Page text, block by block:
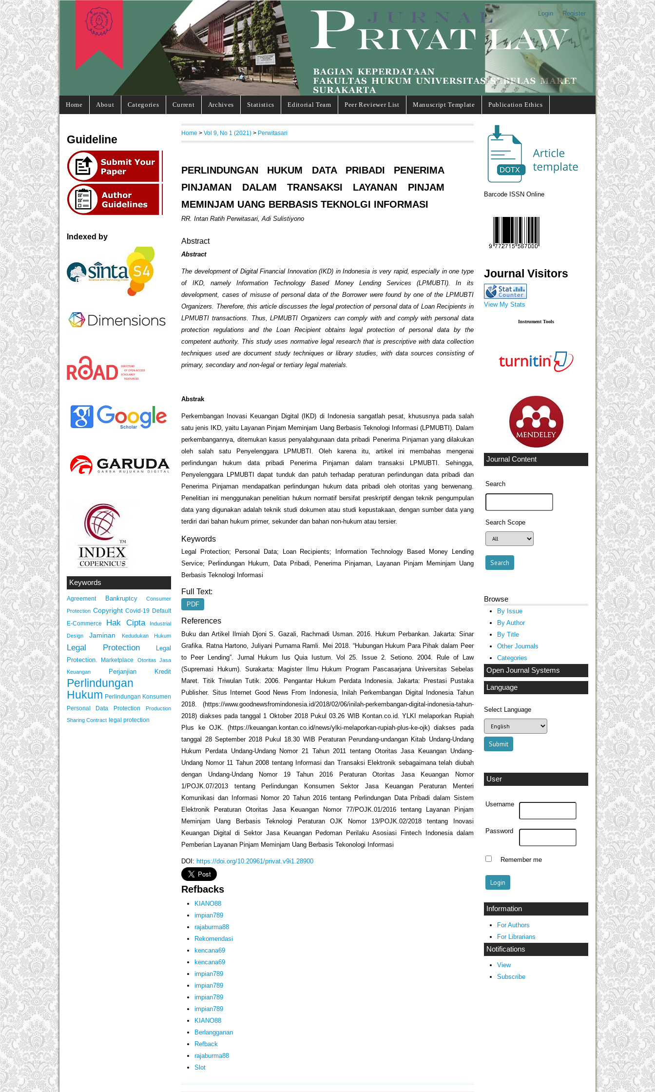
Login Register
Home About Categories Current Archives Statistics Editorial Team Peer Reviewer List Manuscript Template Publication Ethics
Barcode ISSN Online
Journal Visitors
View My Stats
Instrument Tools
Journal Content
Search
Search Scope
Browse
By Issue
By Author
By Title
Other Journals
Categories
Open Journal Systems
Language
Select Language
User
Username
Password
Remember me
Information
For Authors
For Librarians
Notifications
View
Subscribe
Guideline
Indexed by
Keywords
Agreement Bankruptcy Consumer
Protection Copyright Covid-19 Default
E-Commerce
Hak Cipta Industrial
Design Jaminan Kedudukan Hukum
Legal Protection
Legal
Protection.
Marketplace
Otoritas Jasa
Keuangan
Perjanjian Kredit
Perlindungan
Hukum Perlindungan Konsumen
Personal Data Protection
Production
Sharing Contract legal protection
Home >Vol 9, No 1 (2021) > Perwitasari
PERLINDUNGAN HUKUM DATA PRIBADI PENERIMA
PINJAMAN DALAM TRANSAKSI LAYANAN PINJAM
MEMINJAM UANG BERBASIS TEKNOLGI INFORMASI
RR. Intan Ratih Perwitasari, Adi Sulistiyono
Abstract
Abstract
The development of Digital Financial Innovation (IKD) in Indonesia is very rapid, especially in one type
of IKD, namely Information Technology Based Money Lending Services (LPMUBTI). In its
development, cases of misuse of personal data of the Borrower were found by one of the LPMUBTI
Organizers. Therefore, this article discusses the legal protection of personal data of Loan Recipients in
LPMUBTI transactions. Thus, LPMUBTI Organizers can comply with and comply with personal data
protection regulations and the Loan Recipient obtains legal protection of personal data by the
competent authority. This study uses normative legal research that is prescriptive with data collection
techniques used are document study techniques or library studies, with data sources consisting of
primary, secondary and non-legal or tertiary legal materials.
Abstrak
Perkembangan Inovasi Keuangan Digital (IKD) di Indonesia sangatlah pesat, khususnya pada salah
satu jenis IKD, yaitu Layanan Pinjam Meminjam Uang Berbasis Teknologi Informasi (LPMUBTI). Dalam
perkembangannya, ditemukan kasus penyalahgunaan data pribadi Penerima Pinjaman yang dilakukan
oleh salah satu Penyelenggara LPMUBTI. Oleh karena itu, artikel ini membahas mengenai
perlindungan hukum data pribadi Penerima Pinjaman dalam transaksi LPMUBTI. Sehingga,
Penyelenggara LPMUBTI dapat tunduk dan patuh terhadap peraturan perlindungan data pribadi dan
Penerima Pinjaman mendapatkan perlindungan hukum data pribadi oleh otoritas yang berwenang.
Penelitian ini menggunakan penelitian hukum normatif bersifat preskriptif dengan teknik pengumpulan
data yang digunakan adalah teknik studi dokumen atau studi kepustakaan, dengan sumber data yang
terdiri dari bahan hukum primer, sekunder dan bahan non-hukum atau tersier.
Keywords
Legal Protection; Personal Data; Loan Recipients; Information Technology Based Money Lending
Service; Perlindungan Hukum, Data Pribadi, Penerima Pinjaman, Layanan Pinjam Meminjam Uang
Berbasis Teknologi Informasi
Full Text:
PDF
References
Buku dan Artikel Ilmiah Djoni S. Gazali, Rachmadi Usman. 2016. Hukum Perbankan. Jakarta: Sinar
Grafika. Ratna Hartono, Juliyani Purnama Ramli. Mei 2018. “Hubungan Hukum Para Pihak dalam Peer
to Peer Lending”. Jurnal Hukum Ius Quia Iustum. Vol 25. Issue 2. Setiono. 2004. Rule of Law
(Supremasi Hukum). Surakarta: Magister Ilmu Hukum Program Pascasarjana Universitas Sebelas
Maret. Titik Triwulan Tutik. 2006. Pengantar Hukum Perdata Indonesia. Jakarta: Prestasi Pustaka
Publisher. Situs Internet Good News From Indonesia, Inilah Perkembangan Digital Indonesia Tahun
2018. (https://www.goodnewsfromindonesia.id/2018/02/06/inilah-perkembangan-digital-indonesia-tahun-
2018) diakses pada tanggal 1 Oktober 2018 Pukul 03.26 WIB Kontan.co.id. YLKI melaporkan Rupiah
Plus ke OJK. (https://keuangan.kontan.co.id/news/ylki-melaporkan-rupiah-plus-ke-ojk) diakses pada
tanggal 28 September 2018 Pukul 18.30 WIB Peraturan Perundang-undangan Kitab Undang-Undang
Hukum Perdata Undang-Undang Nomor 21 Tahun 2011 tentang Otoritas Jasa Keuangan Undang-
Undang Nomor 11 Tahun 2008 tentang Informasi dan Transaksi Elektronik sebagaimana telah diubah
dengan Undang-Undang Nomor 19 Tahun 2016 Peraturan Otoritas Jasa Keuangan Nomor
1/POJK.07/2013 tentang Perlindungan Konsumen Sektor Jasa Keuangan Peraturan Menteri
Komunikasi dan Informasi Nomor 20 Tahun 2016 tentang Perlindungan Data Pribadi dalam Sistem
Elektronik Peraturan Otoritas Jasa Keuangan Nomor 77/POJK.01/2016 tentang Layanan Pinjam
Meminjam Uang Berbasis Teknologi Peraturan OJK Nomor 13/POJK.02/2018 tentang Inovasi
Keuangan Digital di Sektor Jasa Keuangan Pedoman Perilaku Asosiasi Fintech Indonesia dalam
Pemberian Layanan Pinjam Meminjam Uang Berbasis Tekonologi Informasi
DOI: https://doi.org/10.20961/privat.v9i1.28900
Refbacks
KIANO88
impian789
rajaburma88
Rekomendasi
kencana69
kencana69
impian789
impian789
impian789
impian789
KIANO88
Berlangganan
Refback
rajaburma88
Slot